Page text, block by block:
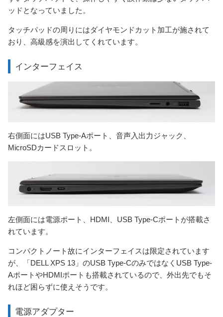
ッドとなっていました。
タッチパッドの周りにはダイヤモンドカット加工が施されて
おり、高級感を演出してくれています。
インターフェイス
右側面にはUSB Type-Aポート、音声入出力ジャック、
MicroSDカードスロット。
左側面には電源ポート、HDMI、USB Type-Cポートが搭載さ
れています。
コンパクトノート故にインターフェイスは限定されています
が、「DELL XPS 13」のUSB Type-CのみではなくUSB Type-
AポートやHDMIポートも搭載されているので、外出先でもそ
れほど困らずに使えそうです。
電源アダプター